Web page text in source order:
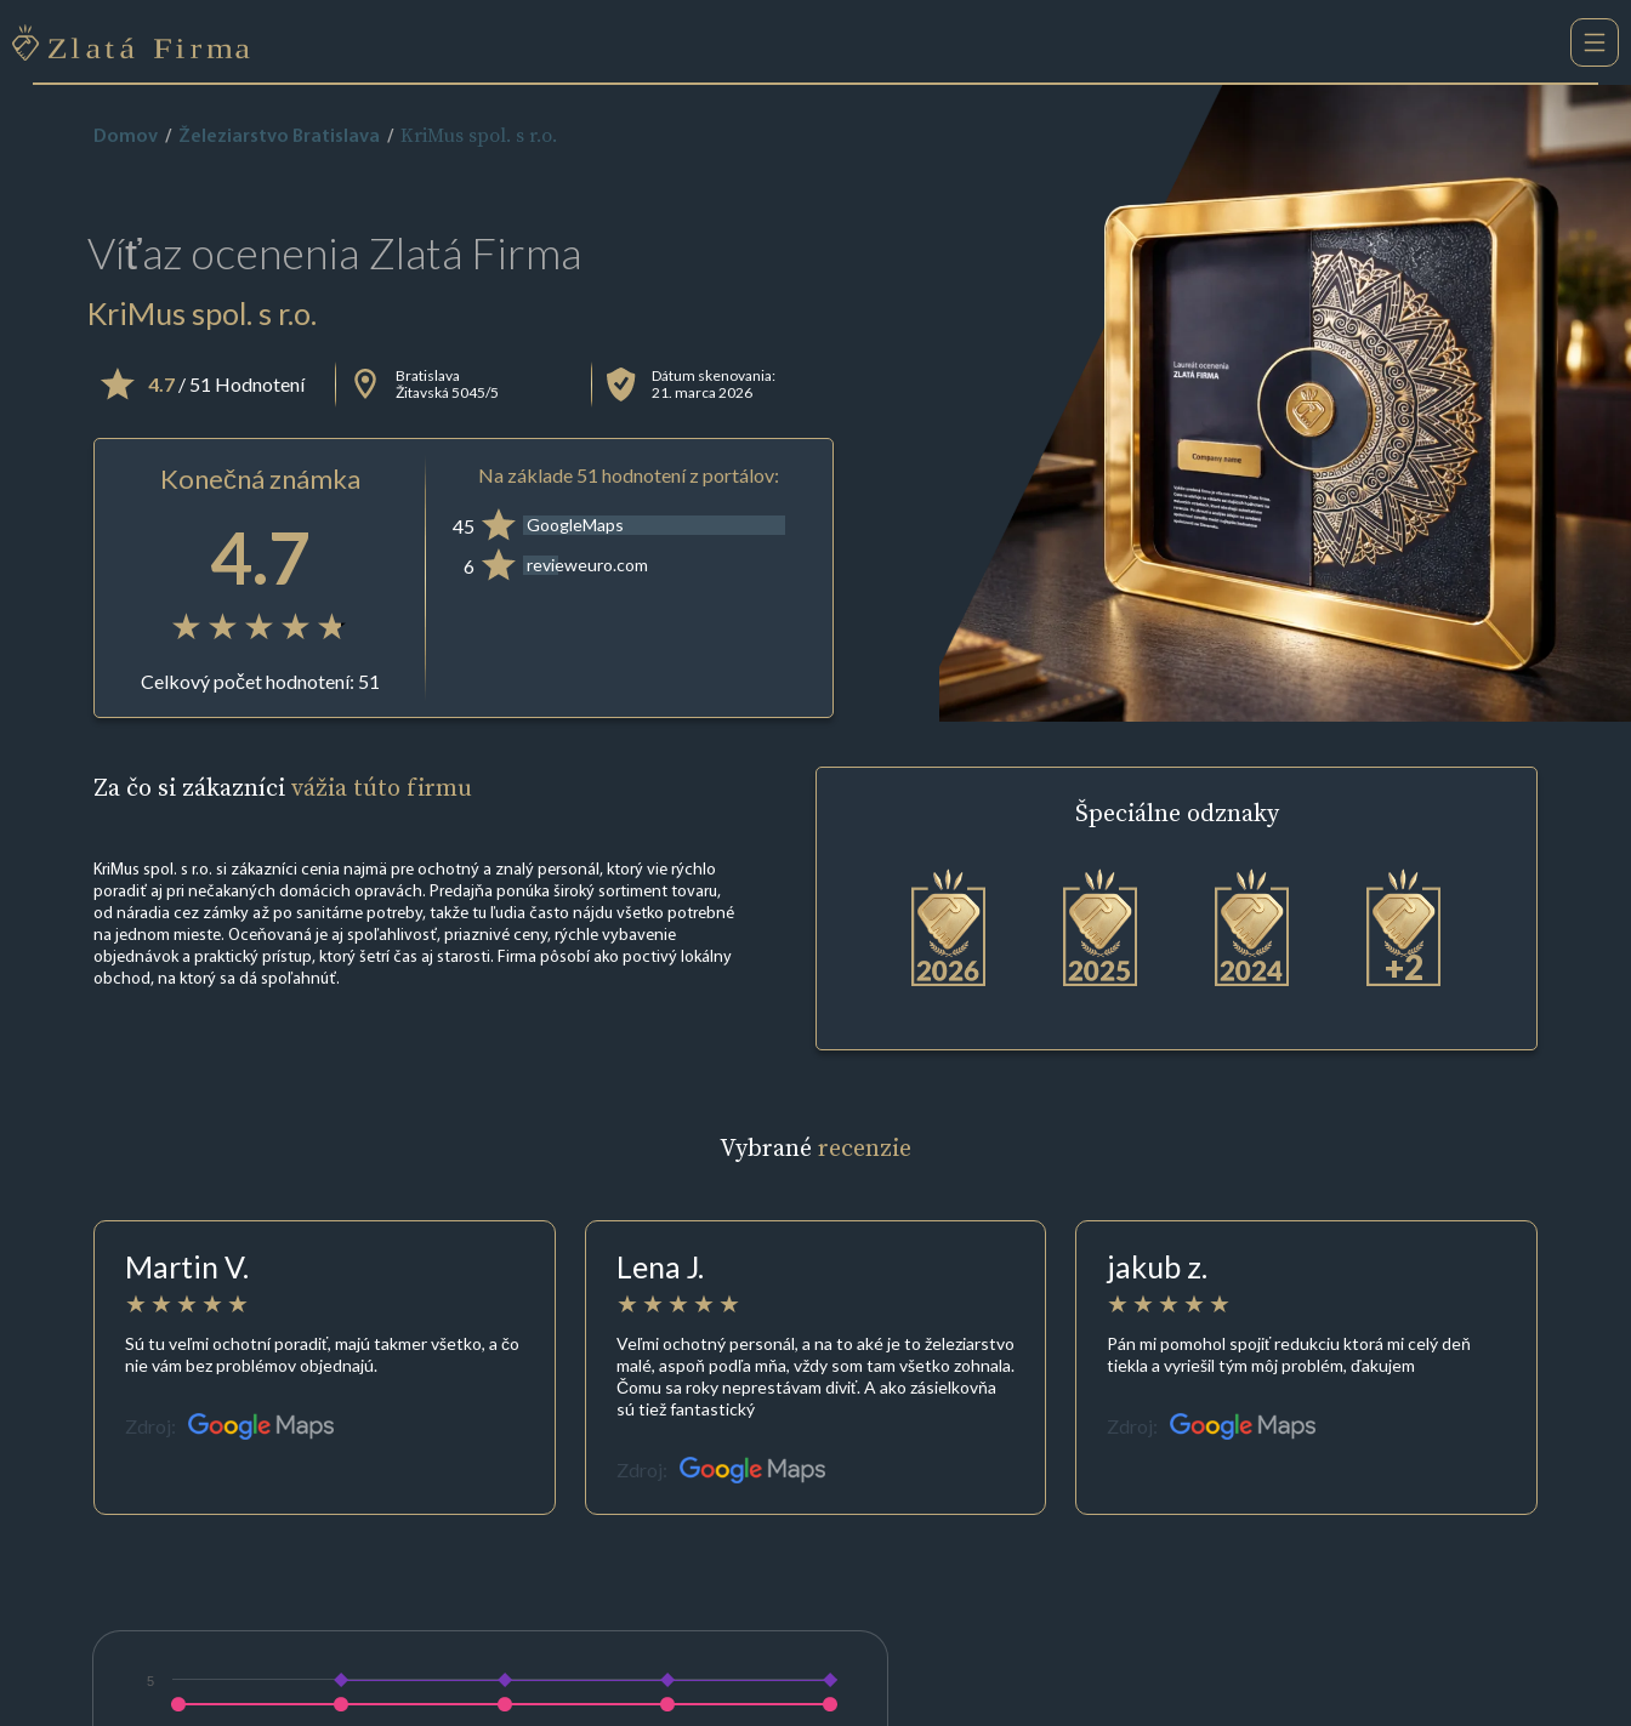
Domov Železiarstvo Bratislava KriMus spol. s r.o.
Víťaz ocenenia Zlatá Firma
KriMus spol. s r.o.
4.7/ 51 Hodnotení
Bratislava
Žitavská 5045/5
Dátum skenovania:
21. marca 2026
Konečná známka
4.7
Celkový počet hodnotení: 51
Na základe 51 hodnotení z portálov:
45 GoogleMaps
6 revieweuro.com
Za čo si zákaznícivážia túto firmu
KriMus spol. s r.o. si zákazníci cenia najmä pre ochotný a znalý personál, ktorý vie rýchlo
poradiť aj pri nečakaných domácich opravách. Predajňa ponúka široký sortiment tovaru,
od náradia cez zámky až po sanitárne potreby, takže tu ľudia často nájdu všetko potrebné
na jednom mieste. Oceňovaná je aj spoľahlivosť, priaznivé ceny, rýchle vybavenie
objednávok a praktický prístup, ktorý šetrí čas aj starosti. Firma pôsobí ako poctivý lokálny
obchod, na ktorý sa dá spoľahnúť.
Špeciálne odznaky
+2
Vybrané recenzie
Martin V.
Sú tu veľmi ochotní poradiť, majú takmer všetko, a čo
nie vám bez problémov objednajú.
Zdroj:
Lena J.
Veľmi ochotný personál, a na to aké je to železiarstvo
malé, aspoň podľa mňa, vždy som tam všetko zohnala.
Čomu sa roky neprestávam diviť. A ako zásielkovňa
sú tiež fantastický
Zdroj:
jakub z.
Pán mi pomohol spojiť redukciu ktorá mi celý deň
tiekla a vyriešil tým môj problém, ďakujem
Zdroj:
5